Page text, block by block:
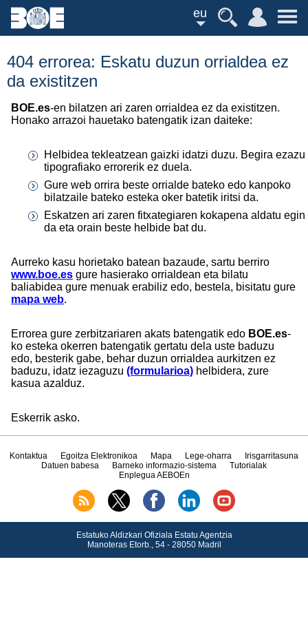
eu
404 errorea: Eskatu duzun orrialdea ez
da existitzen
BOE.es-en bilatzen ari zaren orrialdea ez da existitzen.
Honako arrazoi hauetako batengatik izan daiteke:
Helbidea tekleatzean gaizki idatzi duzu. Begira ezazu
tipografiako errorerik ez duela.
Gure web orrira beste orrialde bateko edo kanpoko
bilatzaile bateko esteka oker batetik iritsi da.
Eskatzen ari zaren fitxategiaren kokapena aldatu egin
da eta orain beste helbide bat du.
Aurreko kasu horietako batean bazaude, sartu berriro
www.boe.es gure hasierako orrialdean eta bilatu
baliabidea gure menuak erabiliz edo, bestela, bisitatu gure
mapa web.
Errorea gure zerbitzariaren akats batengatik edo BOE.es-
ko esteka okerren batengatik gertatu dela uste baduzu
edo, besterik gabe, behar duzun orrialdea aurkitzen ez
baduzu, idatz iezaguzu (formularioa) helbidera, zure
kasua azalduz.
Eskerrik asko.
Kontaktua Egoitza Elektronikoa Mapa Lege-oharra
Irisgarritasuna
Datuen babesa
Barneko informazio-sistema
Tutorialak
Enplegua AEBOEn
Estatuko Aldizkari Ofiziala Estatu Agentzia
Manoteras Etorb., 54 - 28050 Madril